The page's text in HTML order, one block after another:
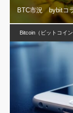
BTC市況 bybitコ
Bitcoin（ビットコイン